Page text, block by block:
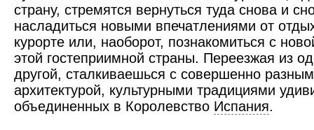
страну, стремятся вернуться туда снова и
насладиться новыми впечатлениями от
курорте или, наоборот, познакомиться с
этой гостеприимной страны. Переезжая из
другой, сталкиваешься с совершенно
архитектурой, культурными традициями
объединенных в Королевство Испания.